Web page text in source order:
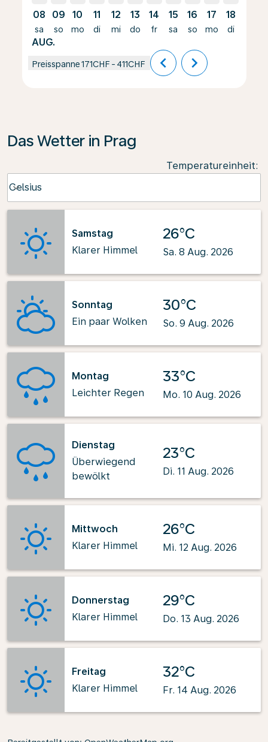
08
sa
AUG.
09
so
10
mo
11
di
12
mi
13
do
14
fr
15
sa
16
so
17
mo
18
di
Preisspanne171CHF - 411CHF chevron_left chevron_right
Das Wetter in Prag
Temperatureinheit:
Celsius
keyboard_arrow_down
Samstag
Klarer Himmel
26°C
Sa. 8 Aug. 2026
Sonntag
Ein paar Wolken
30°C
So. 9 Aug. 2026
Montag
Leichter Regen
33°C
Mo. 10 Aug. 2026
Dienstag
Überwiegend
bewölkt
23°C
Di. 11 Aug. 2026
Mittwoch
Klarer Himmel
26°C
Mi. 12 Aug. 2026
Donnerstag
Klarer Himmel
29°C
Do. 13 Aug. 2026
Freitag
Klarer Himmel
32°C
Fr. 14 Aug. 2026